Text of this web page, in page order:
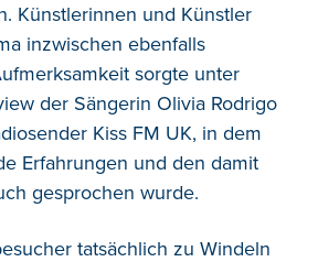
Künstlerinnen und Künstler
inzwischen ebenfalls
sorgte unter
der Sängerin Olivia Rodrigo
Kiss FM UK, in dem
Erfahrungen und den damit
gesprochen wurde.
tatsächlich zu Windeln